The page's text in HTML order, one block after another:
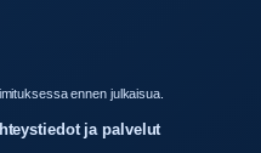
ennen julkaisua.
ja palvelut